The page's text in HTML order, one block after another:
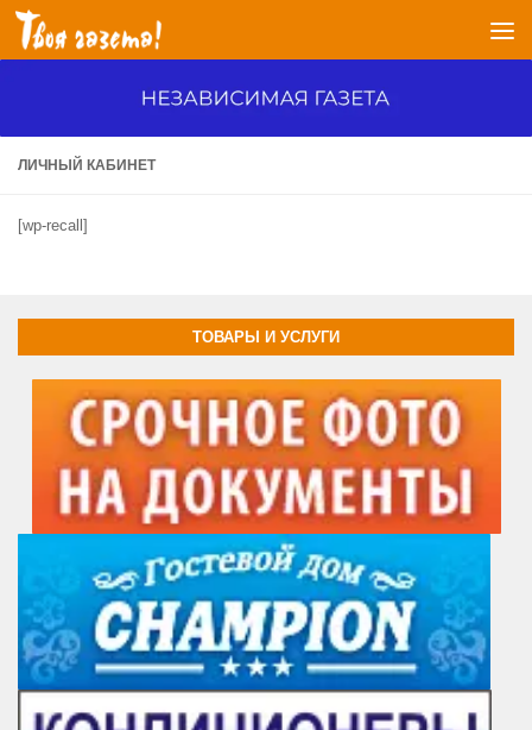
Перейти к содержимому
ЛИЧНЫЙ КАБИНЕТ
[wp-recall]
ТОВАРЫ И УСЛУГИ